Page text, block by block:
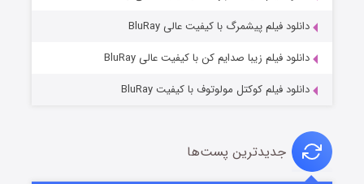
دانلود فیلم پیشمرگ با کیفیت عالی BluRay
دانلود فیلم زیبا صدایم کن با کیفیت عالی BluRay
دانلود فیلم کوکتل مولوتوف با کیفیت BluRay
جدیدترین پست‌ها